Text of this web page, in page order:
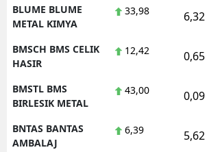
BLUME BLUME
METAL KIMYA
33,98 6,32
BMSCH BMS CELIK
HASIR
12,42 0,65
BMSTL BMS
BIRLESIK METAL
43,00 0,09
BNTAS BANTAS
AMBALAJ
6,39 5,62